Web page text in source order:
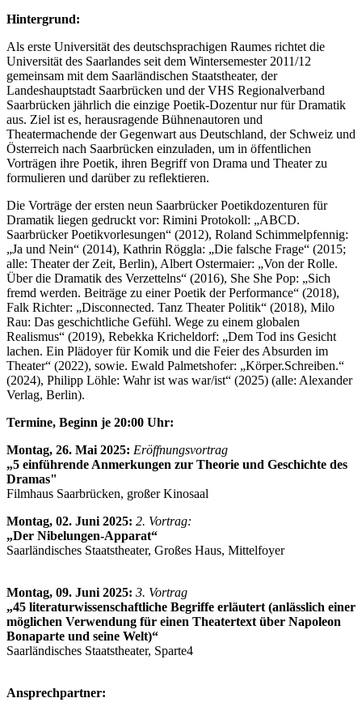
Hintergrund:
Als erste Universität des deutschsprachigen Raumes richtet die
Universität des Saarlandes seit dem Wintersemester 2011/12
gemeinsam mit dem Saarländischen Staatstheater, der
Landeshauptstadt Saarbrücken und der VHS Regionalverband
Saarbrücken jährlich die einzige Poetik-Dozentur nur für Dramatik
aus. Ziel ist es, herausragende Bühnenautoren und
Theatermachende der Gegenwart aus Deutschland, der Schweiz und
Österreich nach Saarbrücken einzuladen, um in öffentlichen
Vorträgen ihre Poetik, ihren Begriff von Drama und Theater zu
formulieren und darüber zu reflektieren.
Die Vorträge der ersten neun Saarbrücker Poetikdozenturen für
Dramatik liegen gedruckt vor: Rimini Protokoll: „ABCD.
Saarbrücker Poetikvorlesungen“ (2012), Roland Schimmelpfennig:
„Ja und Nein“ (2014), Kathrin Röggla: „Die falsche Frage“ (2015;
alle: Theater der Zeit, Berlin), Albert Ostermaier: „Von der Rolle.
Über die Dramatik des Verzettelns“ (2016), She She Pop: „Sich
fremd werden. Beiträge zu einer Poetik der Performance“ (2018),
Falk Richter: „Disconnected. Tanz Theater Politik“ (2018), Milo
Rau: Das geschichtliche Gefühl. Wege zu einem globalen
Realismus“ (2019), Rebekka Kricheldorf: „Dem Tod ins Gesicht
lachen. Ein Plädoyer für Komik und die Feier des Absurden im
Theater“ (2022), sowie. Ewald Palmetshofer: „Körper.Schreiben.“
(2024), Philipp Löhle: Wahr ist was war/ist“ (2025) (alle: Alexander
Verlag, Berlin).
Termine, Beginn je 20:00 Uhr:
Montag, 26. Mai 2025: Eröffnungsvortrag
„5 einführende Anmerkungen zur Theorie und Geschichte des
Dramas"
Filmhaus Saarbrücken, großer Kinosaal
Montag, 02. Juni 2025: 2. Vortrag:
„Der Nibelungen-Apparat“
Saarländisches Staatstheater, Großes Haus, Mittelfoyer
Montag, 09. Juni 2025: 3. Vortrag
„45 literaturwissenschaftliche Begriffe erläutert (anlässlich einer
möglichen Verwendung für einen Theatertext über Napoleon
Bonaparte und seine Welt)“
Saarländisches Staatstheater, Sparte4
Ansprechpartner: